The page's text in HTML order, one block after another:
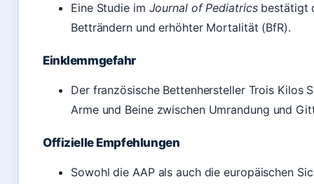
Eine Studie im Journal of Pediatricsbestätigt
Betträndern und erhöhter Mortalität (BfR).
Einklemmgefahr
Der französische Bettenhersteller Trois Kilos
Arme und Beine zwischen Umrandung und
Offizielle Empfehlungen
Sowohl die AAP als auch die europäischen